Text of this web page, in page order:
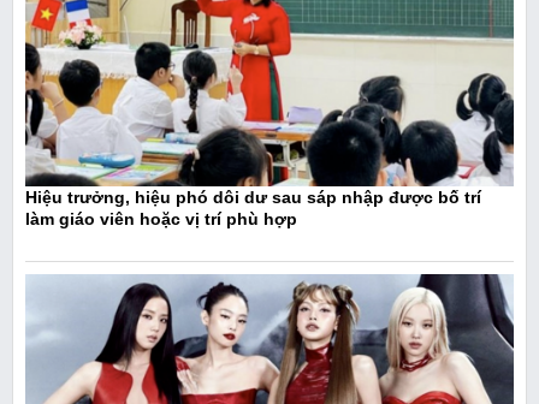
Hiệu trưởng, hiệu phó dôi dư sau sáp nhập được bố trí
làm giáo viên hoặc vị trí phù hợp